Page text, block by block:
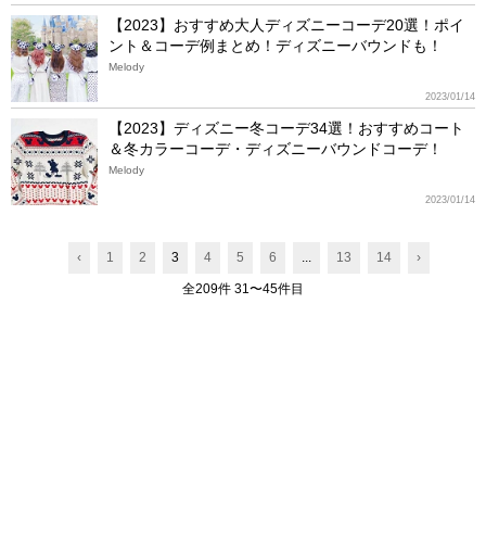
【2023】おすすめ大人ディズニーコーデ20選！ポイ
ント＆コーデ例まとめ！ディズニーバウンドも！
2023/01/14
Melody
【2023】ディズニー冬コーデ34選！おすすめコート
＆冬カラーコーデ・ディズニーバウンドコーデ！
2023/01/14
Melody
‹ 1 2 3 4 5 6 ... 13 14 ›
全209件 31〜45件目